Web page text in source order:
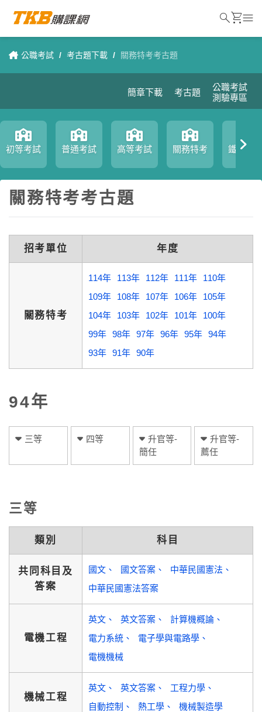
公職考試 / 考古題下載 / 關務特考考古題
簡章下載 考古題
公職考試
測驗專區
初等考試 普通考試 高等考試 關務特考 鐵路特
關務特考考古題
招考單位 年度
關務特考
114年 113年 112年 111年
110年
109年
108年 107年 106年
105年
104年
103年 102年 101年
100年
99年 98年 97年 96年 95年 94年
93年 91年 90年
94年
三等 四等
升官等-
簡任
升官等-
薦任
三等
類別 科目
共同科目及
答案
國文 國文答案
中華民國憲法
中華民國憲法答案
電機工程
英文 英文答案
計算機概論
電力系統
電子學與電路學
電機機械
機械工程
英文 英文答案
工程力學
自動控制
熱工學 機械製造學
searchshopping_cartmenu